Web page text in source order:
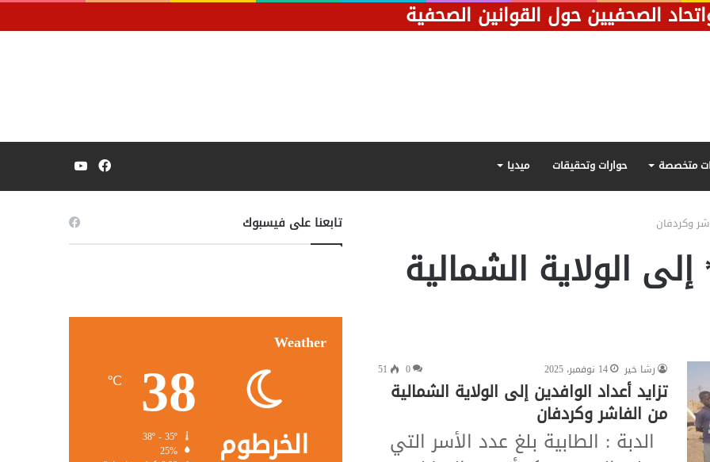
الصحفيين حول القوانين الصحفية
متخصصة حوارات وتحقيقات ميديا فيسبوك
وكردفان
الولاية الشمالية
رشا خير 14 نوفمبر، 2025 0
51
تزايد أعداد الوافدين إلى الولاية الشمالية
من الفاشر وكردفان
الدبة : الطابية بلغ عدد الأسر التي
تابعنا على فيسبوك
Weather
الخرطوم
38
℃
25%